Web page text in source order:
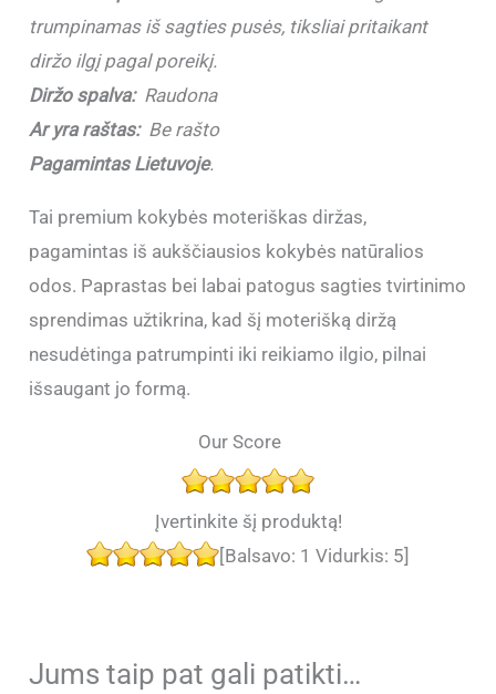
trumpinamas iš sagties pusės, tiksliai pritaikant
diržo ilgį pagal poreikį.
Diržo spalva:Raudona
Ar yra raštas:Be rašto
Pagamintas Lietuvoje.
Tai premium kokybės moteriškas diržas,
pagamintas iš aukščiausios kokybės natūralios
odos. Paprastas bei labai patogus sagties tvirtinimo
sprendimas užtikrina, kad šį moterišką diržą
nesudėtinga patrumpinti iki reikiamo ilgio, pilnai
išsaugant jo formą.
Our Score
Įvertinkite šį produktą!
[Balsavo: 1 Vidurkis: 5]
Jums taip pat gali patikti…